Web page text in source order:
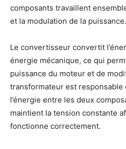
composants travaillent
et la modulation de la puissance.
Le convertisseur convertit
énergie mécanique, ce qui
puissance du moteur et de
transformateur est responsable
l’énergie entre les deux
maintient la tension constante
fonctionne correctement.